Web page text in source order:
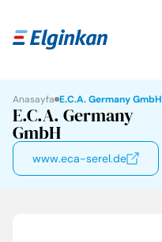
Anasayfa E.C.A. Germany GmbH
E.C.A. Germany
GmbH
www.eca-serel.de